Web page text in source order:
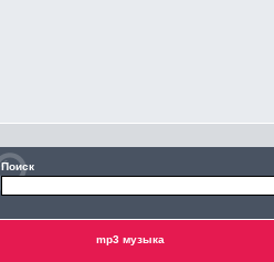
Поиск
mp3 музыка